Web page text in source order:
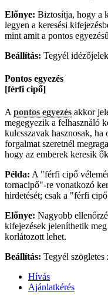
Előnye: Biztosítja, hogy a
legyen a keresési
mint amit a pontos
Beállítás: Tegyél
Pontos egyezés
[férfi cipő]
Apontos egyezés akkor
megegyezik a felhasználó
kulcsszavak hasznosak, ha
forgalmat szeretnél
hogy az emberek keresik
Példa: A "férfi cipő
tornacipő"-re vonatkozó
hirdetését; csak a "férfi
Előnye: Nagyobb
kifejezések jeleníthetik
korlátozott lehet.
Beállítás: Tegyél
Hívás
Ajánlatkérés